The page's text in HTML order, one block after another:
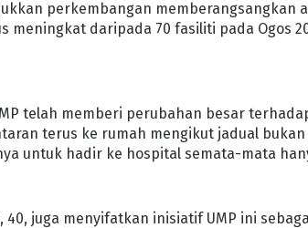
perkembangan memberangsangkan
meningkat daripada 70 fasiliti pada Ogos
telah memberi perubahan besar
terus ke rumah mengikut jadual
untuk hadir ke hospital semata-mata
40, juga menyifatkan inisiatif UMP ini